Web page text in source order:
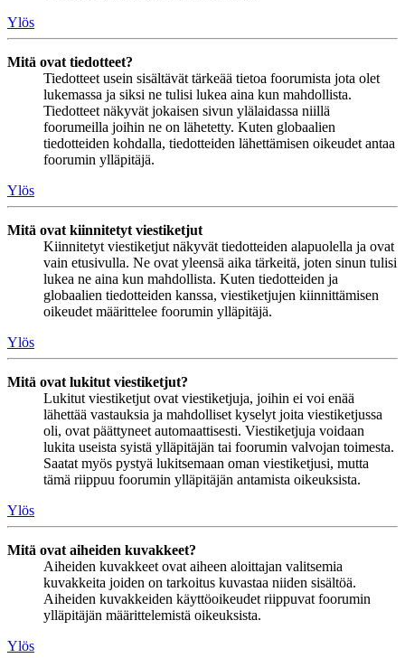
Ylös
Mitä ovat tiedotteet?
Tiedotteet usein sisältävät tärkeää tietoa foorumista jota olet
lukemassa ja siksi ne tulisi lukea aina kun mahdollista.
Tiedotteet näkyvät jokaisen sivun ylälaidassa niillä
foorumeilla joihin ne on lähetetty. Kuten globaalien
tiedotteiden kohdalla, tiedotteiden lähettämisen oikeudet antaa
foorumin ylläpitäjä.
Ylös
Mitä ovat kiinnitetyt viestiketjut
Kiinnitetyt viestiketjut näkyvät tiedotteiden alapuolella ja ovat
vain etusivulla. Ne ovat yleensä aika tärkeitä, joten sinun tulisi
lukea ne aina kun mahdollista. Kuten tiedotteiden ja
globaalien tiedotteiden kanssa, viestiketjujen kiinnittämisen
oikeudet määrittelee foorumin ylläpitäjä.
Ylös
Mitä ovat lukitut viestiketjut?
Lukitut viestiketjut ovat viestiketjuja, joihin ei voi enää
lähettää vastauksia ja mahdolliset kyselyt joita viestiketjussa
oli, ovat päättyneet automaattisesti. Viestiketjuja voidaan
lukita useista syistä ylläpitäjän tai foorumin valvojan toimesta.
Saatat myös pystyä lukitsemaan oman viestiketjusi, mutta
tämä riippuu foorumin ylläpitäjän antamista oikeuksista.
Ylös
Mitä ovat aiheiden kuvakkeet?
Aiheiden kuvakkeet ovat aiheen aloittajan valitsemia
kuvakkeita joiden on tarkoitus kuvastaa niiden sisältöä.
Aiheiden kuvakkeiden käyttöoikeudet riippuvat foorumin
ylläpitäjän määrittelemistä oikeuksista.
Ylös